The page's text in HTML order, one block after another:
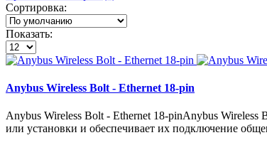
Сортировка:
Показать:
Anybus Wireless Bolt - Ethernet 18-pin
Anybus Wireless Bolt - Ethernet 18-pinAnybus
или установки и обеспечивает их подключение